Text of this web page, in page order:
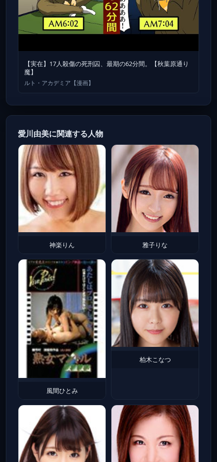
【実在】17人殺傷の死刑囚、最期の62分間。【秋葉原通り
魔】
ルト・アカデミア【漫画】
愛川由美に関連する人物
神楽りん 雅子りな
風間ひとみ
柏木こなつ